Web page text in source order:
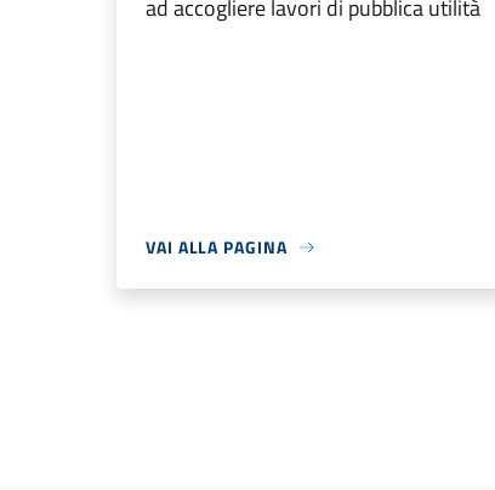
ad accogliere lavori di pubblica utilità
VAI ALLA PAGINA